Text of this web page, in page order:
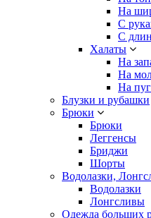
На
С
С
Халаты
На
На
На
Блузки и рубашки
Брюки
Брюки
Леггенсы
Бриджи
Шорты
Водолазки,
Водолазки
Лонгсливы
Одежда больших